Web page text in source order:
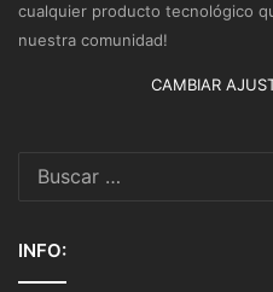
cualquier producto tecnológico
nuestra comunidad!
CAMBIAR
INFO: